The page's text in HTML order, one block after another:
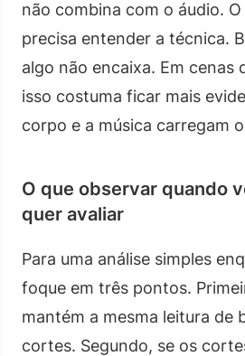
não combina com o áudio.
precisa entender a técnica.
algo não encaixa. Em cenas
isso costuma ficar mais
corpo e a música carregam
O que observar quando
quer avaliar
Para uma análise simples
foque em três pontos.
mantém a mesma leitura de
cortes. Segundo, se os